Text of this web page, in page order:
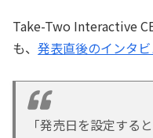
Take-Two Interactive
も、 発表直後のインタビ
「発売日を設定する